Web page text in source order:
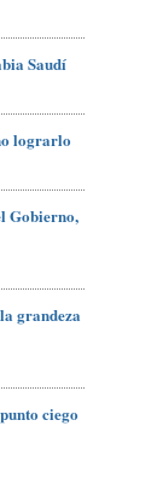
Saudí
lograrlo
Gobierno,
grandeza
ciego